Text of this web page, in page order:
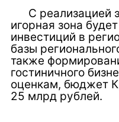
С реализацией
игорная зона
инвестиций в
базы
также
гостиничного
оценкам, бюджет
25 млрд рублей.